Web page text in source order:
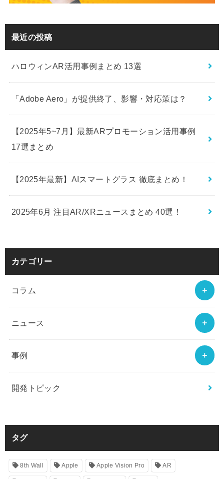
最近の投稿
ハロウィンAR活用事例まとめ 13選
「Adobe Aero」が提供終了、影響・対応策は？
【2025年5~7月】最新ARプロモーション活用事例
17選まとめ
【2025年最新】AIスマートグラス 徹底まとめ！
2025年6月 注目AR/XRニュースまとめ 40選！
カテゴリー
コラム
ニュース
事例
開発トピック
タグ
8th Wall Apple Apple Vision Pro AR